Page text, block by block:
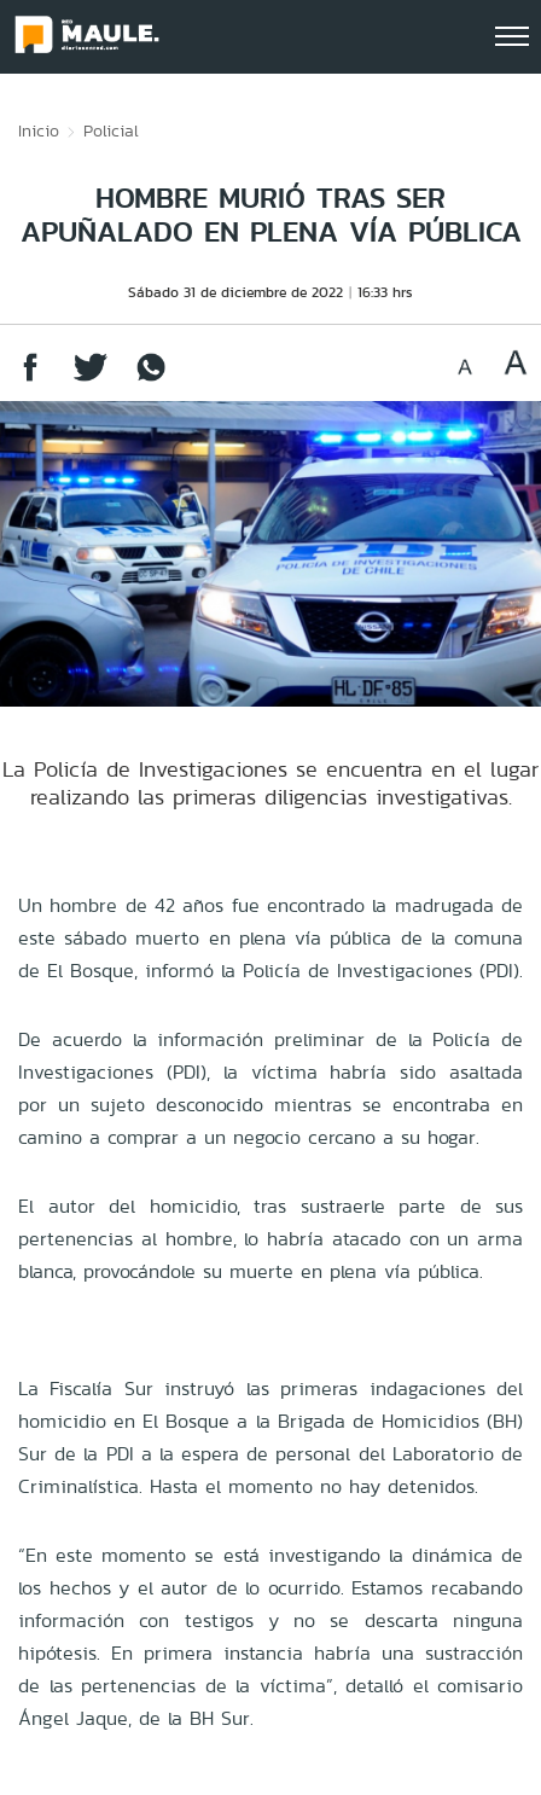
Inicio Policial
HOMBRE MURIÓ TRAS SER
APUÑALADO EN PLENA VÍA PÚBLICA
Sábado 31 de diciembre de 2022 16:33 hrs
La Policía de Investigaciones se encuentra en el lugar
realizando las primeras diligencias investigativas.
Un hombre de 42 años fue encontrado la madrugada de
este sábado muerto en plena vía pública de la comuna
de El Bosque, informó la Policía de Investigaciones (PDI).
De acuerdo la información preliminar de la Policía de
Investigaciones (PDI), la víctima habría sido asaltada
por un sujeto desconocido mientras se encontraba en
camino a comprar a un negocio cercano a su hogar.
El autor del homicidio, tras sustraerle parte de sus
pertenencias al hombre, lo habría atacado con un arma
blanca, provocándole su muerte en plena vía pública.
La Fiscalía Sur instruyó las primeras indagaciones del
homicidio en El Bosque a la Brigada de Homicidios (BH)
Sur de la PDI a la espera de personal del Laboratorio de
Criminalística. Hasta el momento no hay detenidos.
“En este momento se está investigando la dinámica de
los hechos y el autor de lo ocurrido. Estamos recabando
información con testigos y no se descarta ninguna
hipótesis. En primera instancia habría una sustracción
de las pertenencias de la víctima”, detalló el comisario
Ángel Jaque, de la BH Sur.